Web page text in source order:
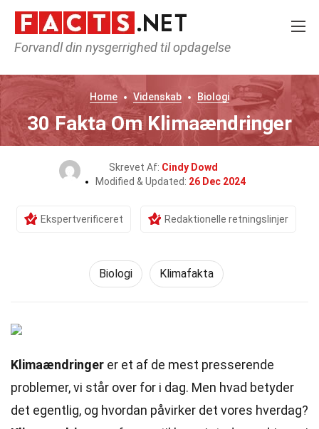
Forvandl din nysgerrighed til opdagelse
Home Videnskab Biologi
30 Fakta Om Klimaændringer
Skrevet Af: Cindy Dowd
Modified & Updated: 26 Dec 2024
Ekspertverificeret Redaktionelle retningslinjer
Biologi Klimafakta
Klimaændringer er et af de mest presserende
problemer, vi står over for i dag. Men hvad betyder
det egentlig, og hvordan påvirker det vores hverdag?